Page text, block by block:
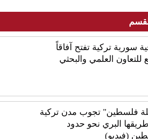
سورية تركية تفتح آفاقاً
للتعاون العلمي والبحثي
فلسطين" تجوب مدن تركية
البري نحو حدود
(فيديو)